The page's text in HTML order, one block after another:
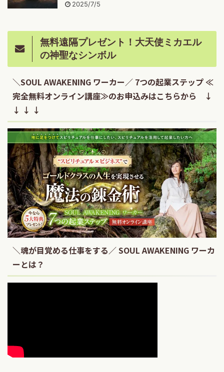
2025/7/5
無料遠隔プレゼント！大天使ミカエル
の神聖なシンボル
＼SOUL AWAKENING ワーカー／ 7つの起業ステップ ≪
完全無料オンライン講座≫のお申込みはこちらから ↓
↓ ↓ ↓
＼魂が目覚める仕事をする／ SOUL AWAKENING ワーカ
ーとは？